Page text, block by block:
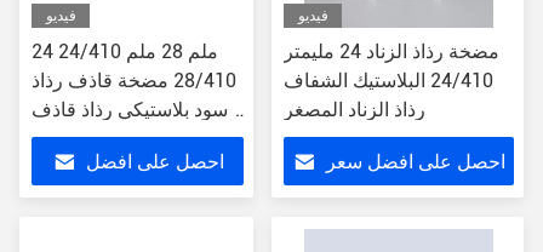
فيديو
24 ملم 28 ملم 24/410
28/410 مضخة قاذف رذاذ
أسود بلاستيكي رذاذ قاذف
صغير
احصل على افضل
فيديو
مضخة رذاذ الزناد 24 مليمتر
24/410 البلاستيك الشفاف
رذاذ الزناد المصغر
احصل على افضل سعر